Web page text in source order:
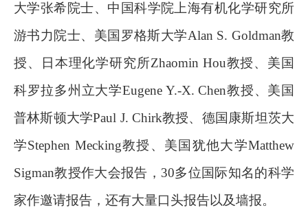
大学张希院士、 中国科学院 上海有机化学研究所
游书力院士、美国罗格斯大学Alan S. Goldman教
授、日本理化学研究所Zhaomin Hou教授、美国
科罗拉多州立大学Eugene Y.-X. Chen教授、美国
普林斯顿大学Paul J. Chirk教授、德国康斯坦茨大
学Stephen Mecking教授、美国犹他大学Matthew
Sigman教授作大会报告 ， 30多位国际知名的科学
家作邀请报告，还有大量口头报告以及墙报。